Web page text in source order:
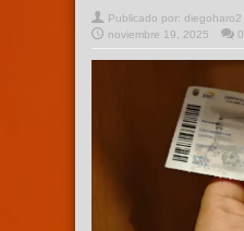
Publicado por: diegoharo2
noviembre 19, 2025
0